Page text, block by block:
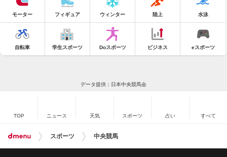
モーター フィギュア ウィンター 陸上 水泳
自転車 学生スポーツ Doスポーツ ビジネス eスポーツ
データ提供：日本中央競馬会
TOP ニュース 天気 スポーツ 占い すべて
スポーツ 中央競馬